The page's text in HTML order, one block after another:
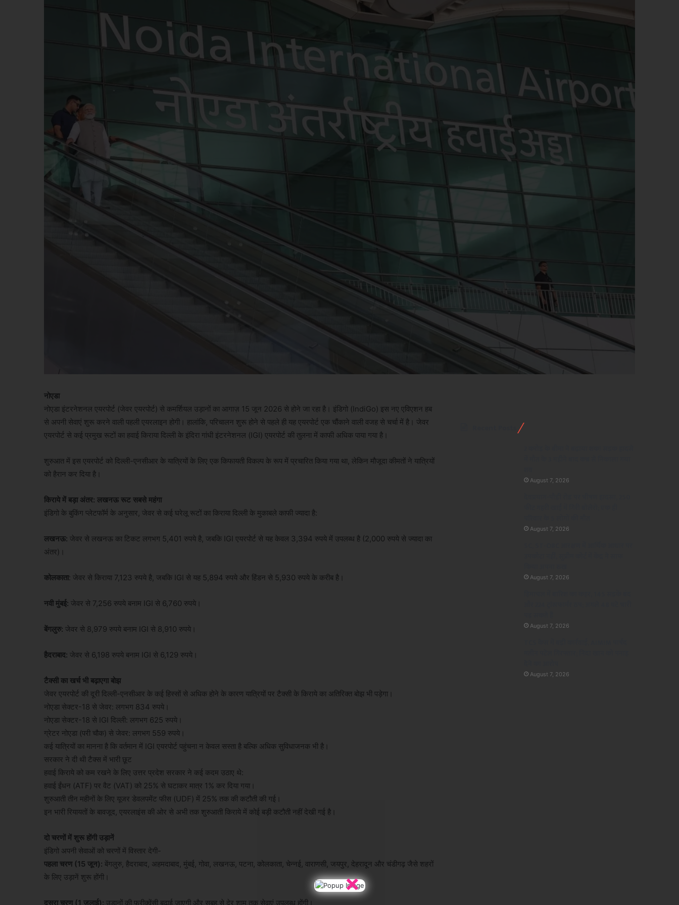
नोएडा
नोएडा इंटरनेशनल एयरपोर्ट (जेवर एयरपोर्ट) से कमर्शियल उड़ानों का आगाज़ 15 जून 2026 से होने जा रहा है। इंडिगो (IndiGo) इस नए एविएशन हब
से अपनी सेवाएं शुरू करने वाली पहली एयरलाइन होगी। हालांकि, परिचालन शुरू होने से पहले ही यह एयरपोर्ट एक चौंकाने वाली वजह से चर्चा में है। जेवर
एयरपोर्ट से कई प्रमुख रूटों का हवाई किराया दिल्ली के इंदिरा गांधी इंटरनेशनल (IGI) एयरपोर्ट की तुलना में काफी अधिक पाया गया है।
शुरुआत में इस एयरपोर्ट को दिल्ली-एनसीआर के यात्रियों के लिए एक किफायती विकल्प के रूप में प्रचारित किया गया था, लेकिन मौजूदा कीमतों ने यात्रियों
को हैरान कर दिया है।
किराये में बड़ा अंतर: लखनऊ रूट सबसे महंगा
इंडिगो के बुकिंग प्लेटफॉर्म के अनुसार, जेवर से कई घरेलू रूटों का किराया दिल्ली के मुकाबले काफी ज्यादा है:
लखनऊ: जेवर से लखनऊ का टिकट लगभग 5,401 रुपये है, जबकि IGI एयरपोर्ट से यह केवल 3,394 रुपये में उपलब्ध है (2,000 रुपये से ज्यादा का
अंतर)।
कोलकाता: जेवर से किराया 7,123 रुपये है, जबकि IGI से यह 5,894 रुपये और हिंडन से 5,930 रुपये के करीब है।
नवी मुंबई: जेवर से 7,256 रुपये बनाम IGI से 6,760 रुपये।
बेंगलुरु: जेवर से 8,979 रुपये बनाम IGI से 8,910 रुपये।
हैदराबाद: जेवर से 6,198 रुपये बनाम IGI से 6,129 रुपये।
टैक्सी का खर्च भी बढ़ाएगा बोझ
जेवर एयरपोर्ट की दूरी दिल्ली-एनसीआर के कई हिस्सों से अधिक होने के कारण यात्रियों पर टैक्सी के किराये का अतिरिक्त बोझ भी पड़ेगा।
नोएडा सेक्टर-18 से जेवर: लगभग 834 रुपये।
नोएडा सेक्टर-18 से IGI दिल्ली: लगभग 625 रुपये।
ग्रेटर नोएडा (परी चौक) से जेवर: लगभग 559 रुपये।
कई यात्रियों का मानना है कि वर्तमान में IGI एयरपोर्ट पहुंचना न केवल सस्ता है बल्कि अधिक सुविधाजनक भी है।
सरकार ने दी थी टैक्स में भारी छूट
हवाई किराये को कम रखने के लिए उत्तर प्रदेश सरकार ने कई कदम उठाए थे:
हवाई ईंधन (ATF) पर वैट (VAT) को 25% से घटाकर मात्र 1% कर दिया गया।
शुरुआती तीन महीनों के लिए यूजर डेवलपमेंट फीस (UDF) में 25% तक की कटौती की गई।
इन भारी रियायतों के बावजूद, एयरलाइंस की ओर से अभी तक शुरुआती किराये में कोई बड़ी कटौती नहीं देखी गई है।
दो चरणों में शुरू होंगी उड़ानें
इंडिगो अपनी सेवाओं को चरणों में विस्तार देगी-
पहला चरण (15 जून): बेंगलुरु, हैदराबाद, अहमदाबाद, मुंबई, गोवा, लखनऊ, पटना, कोलकाता, चेन्नई, वाराणसी, जयपुर, देहरादून और चंडीगढ़ जैसे शहरों
के लिए उड़ानें शुरू होंगी।
दूसरा चरण (1 जुलाई): उड़ानों की फ्रीक्वेंसी बढ़ाई जाएगी और सुबह से देर शाम तक सेवाएं उपलब्ध होंगी।
×
August 7, 2026
August 7, 2026
August 7, 2026
August 7, 2026
August 7, 2026